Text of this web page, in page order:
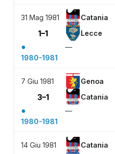
31 Mag 1981 Catania
1–1 Lecce
●
—
1980-1981
7 Giu 1981 Genoa
3–1 Catania
●
—
1980-1981
14 Giu 1981 Catania